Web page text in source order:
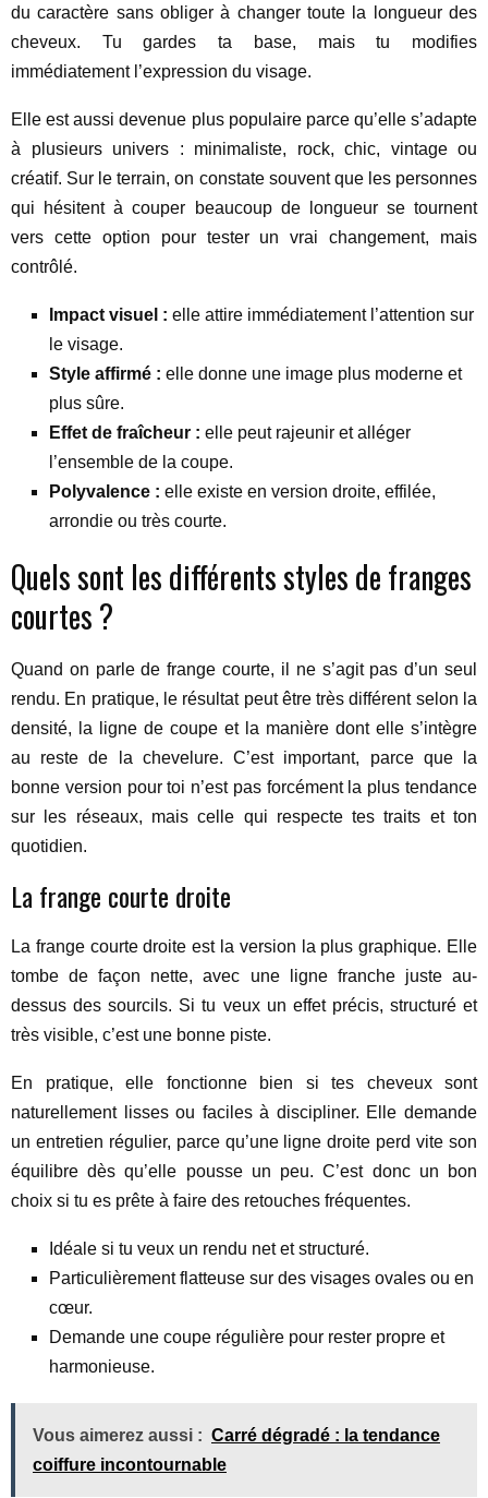
du caractère sans obliger à changer toute la longueur des
cheveux. Tu gardes ta base, mais tu modifies
immédiatement l’expression du visage.
Elle est aussi devenue plus populaire parce qu’elle s’adapte
à plusieurs univers : minimaliste, rock, chic, vintage ou
créatif. Sur le terrain, on constate souvent que les personnes
qui hésitent à couper beaucoup de longueur se tournent
vers cette option pour tester un vrai changement, mais
contrôlé.
Impact visuel : elle attire immédiatement l’attention sur
le visage.
Style affirmé : elle donne une image plus moderne et
plus sûre.
Effet de fraîcheur : elle peut rajeunir et alléger
l’ensemble de la coupe.
Polyvalence : elle existe en version droite, effilée,
arrondie ou très courte.
Quels sont les différents styles de franges
courtes ?
Quand on parle de frange courte, il ne s’agit pas d’un seul
rendu. En pratique, le résultat peut être très différent selon la
densité, la ligne de coupe et la manière dont elle s’intègre
au reste de la chevelure. C’est important, parce que la
bonne version pour toi n’est pas forcément la plus tendance
sur les réseaux, mais celle qui respecte tes traits et ton
quotidien.
La frange courte droite
La frange courte droite est la version la plus graphique. Elle
tombe de façon nette, avec une ligne franche juste au-
dessus des sourcils. Si tu veux un effet précis, structuré et
très visible, c’est une bonne piste.
En pratique, elle fonctionne bien si tes cheveux sont
naturellement lisses ou faciles à discipliner. Elle demande
un entretien régulier, parce qu’une ligne droite perd vite son
équilibre dès qu’elle pousse un peu. C’est donc un bon
choix si tu es prête à faire des retouches fréquentes.
Idéale si tu veux un rendu net et structuré.
Particulièrement flatteuse sur des visages ovales ou en
cœur.
Demande une coupe régulière pour rester propre et
harmonieuse.
Vous aimerez aussi : Carré dégradé : la tendance
coiffure incontournable